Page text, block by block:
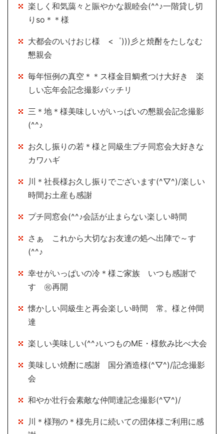
楽しく和気藹々と賑やかな親睦会(^^♪一階貸し切
りso＊＊様
大都会のいけおじ様 <゜)))彡と焼酎をたしなむ
懇親会
毎年恒例の真空＊＊ス様金目鯛煮つけ大好き 楽
しい忘年会記念撮影バッチリ
三＊地＊様美味しいがいっぱいの懇親会記念撮影
(^^♪
お久し振りの若＊様と同級生プチ同窓会大好きな
カワハギ
川＊社長様お久し振りでございます(^▽^)/楽しい
時間お土産も感謝
プチ同窓会(^^♪会話が止まらない楽しい時間
さぁ これから大切なお友達の処へ出陣で～す
(^^♪
幸せがいっぱいの冷＊様ご家族 いつも感謝で
す ㊗再開
懐かしい同級生と再会楽しい時間 常。様と仲間
達
楽しい美味しい(^^♪いつものME・様飲み比べ大会
美味しい焼酎に感謝 国分酒造様(^▽^)/記念撮影
会
和やか壮行会素敵な仲間達記念撮影(^▽^)/
川＊様翔の＊様先月に続いての団体様ご利用に感